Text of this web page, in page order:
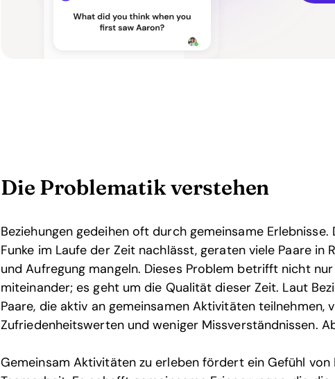
Die Problematik verstehen
Beziehungen gedeihen oft durch gemeinsame
Funke im Laufe der Zeit nachlässt, geraten viele Paare in
und Aufregung mangeln. Dieses Problem betrifft nicht
miteinander; es geht um die Qualität dieser Zeit. Laut
Paare, die aktiv an gemeinsamen Aktivitäten teilnehmen,
Zufriedenheitswerten und weniger Missverständnissen.
Gemeinsam Aktivitäten zu erleben fördert ein Gefühl